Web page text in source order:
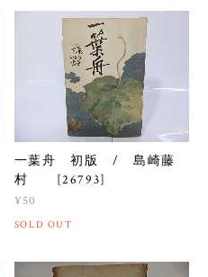
一葉舟 初版 / 島崎藤
村 [26793]
¥50
SOLD OUT